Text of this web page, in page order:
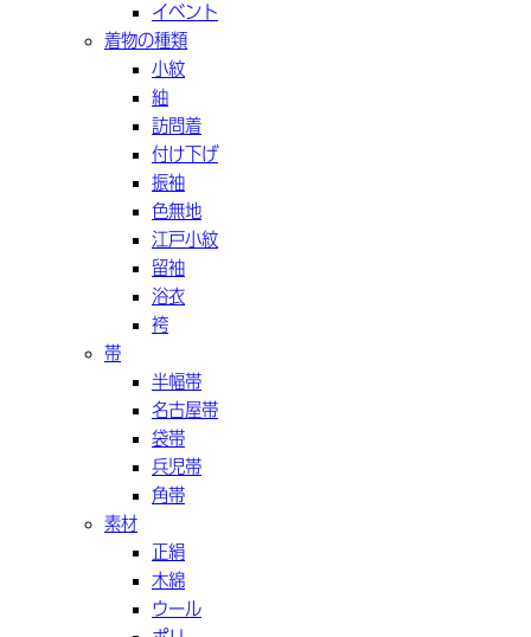
イベント
着物の種類
小紋
紬
訪問着
付け下げ
振袖
色無地
江戸小紋
留袖
浴衣
袴
帯
半幅帯
名古屋帯
袋帯
兵児帯
角帯
素材
正絹
木綿
ウール